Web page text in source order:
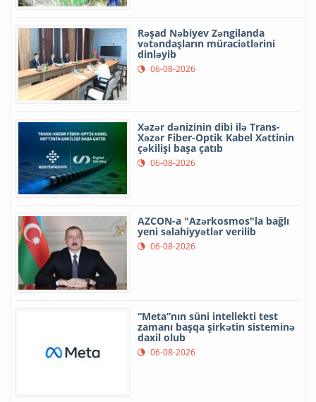
Rəşad Nəbiyev Zəngilanda
vətəndaşların müraciətlərini
dinləyib
06-08-2026
Xəzər dənizinin dibi ilə Trans-
Xəzər Fiber-Optik Kabel Xəttinin
çəkilişi başa çatıb
06-08-2026
AZCON-a "Azərkosmos"la bağlı
yeni səlahiyyətlər verilib
06-08-2026
“Meta”nın süni intellekti test
zamanı başqa şirkətin sisteminə
daxil olub
06-08-2026